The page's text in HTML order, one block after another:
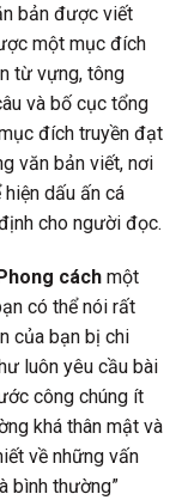
bản được viết
một mục đích
từ vựng, tông
và bố cục tổng
đích truyền đạt
văn bản viết, nơi
dấu ấn cá
cho người đọc.
Phong cách một
có thể nói rất
của bạn bị chi
luôn yêu cầu bài
công chúng ít
khá thân mật và
về những vấn
bình thường”